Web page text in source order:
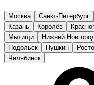
Москва Санкт-Петербург
Казань
Королёв
Мытищи
Нижний
Подольск
Пушкин
Челябинск